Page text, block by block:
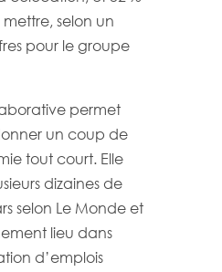
mettre, selon un
pour le groupe
permet
un coup de
tout court. Elle
dizaines de
selon Le Monde et
lieu dans
d’emplois